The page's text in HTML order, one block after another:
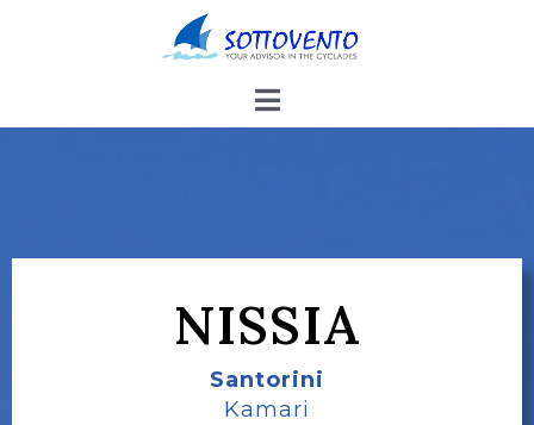
NISSIA
Santorini
Kamari